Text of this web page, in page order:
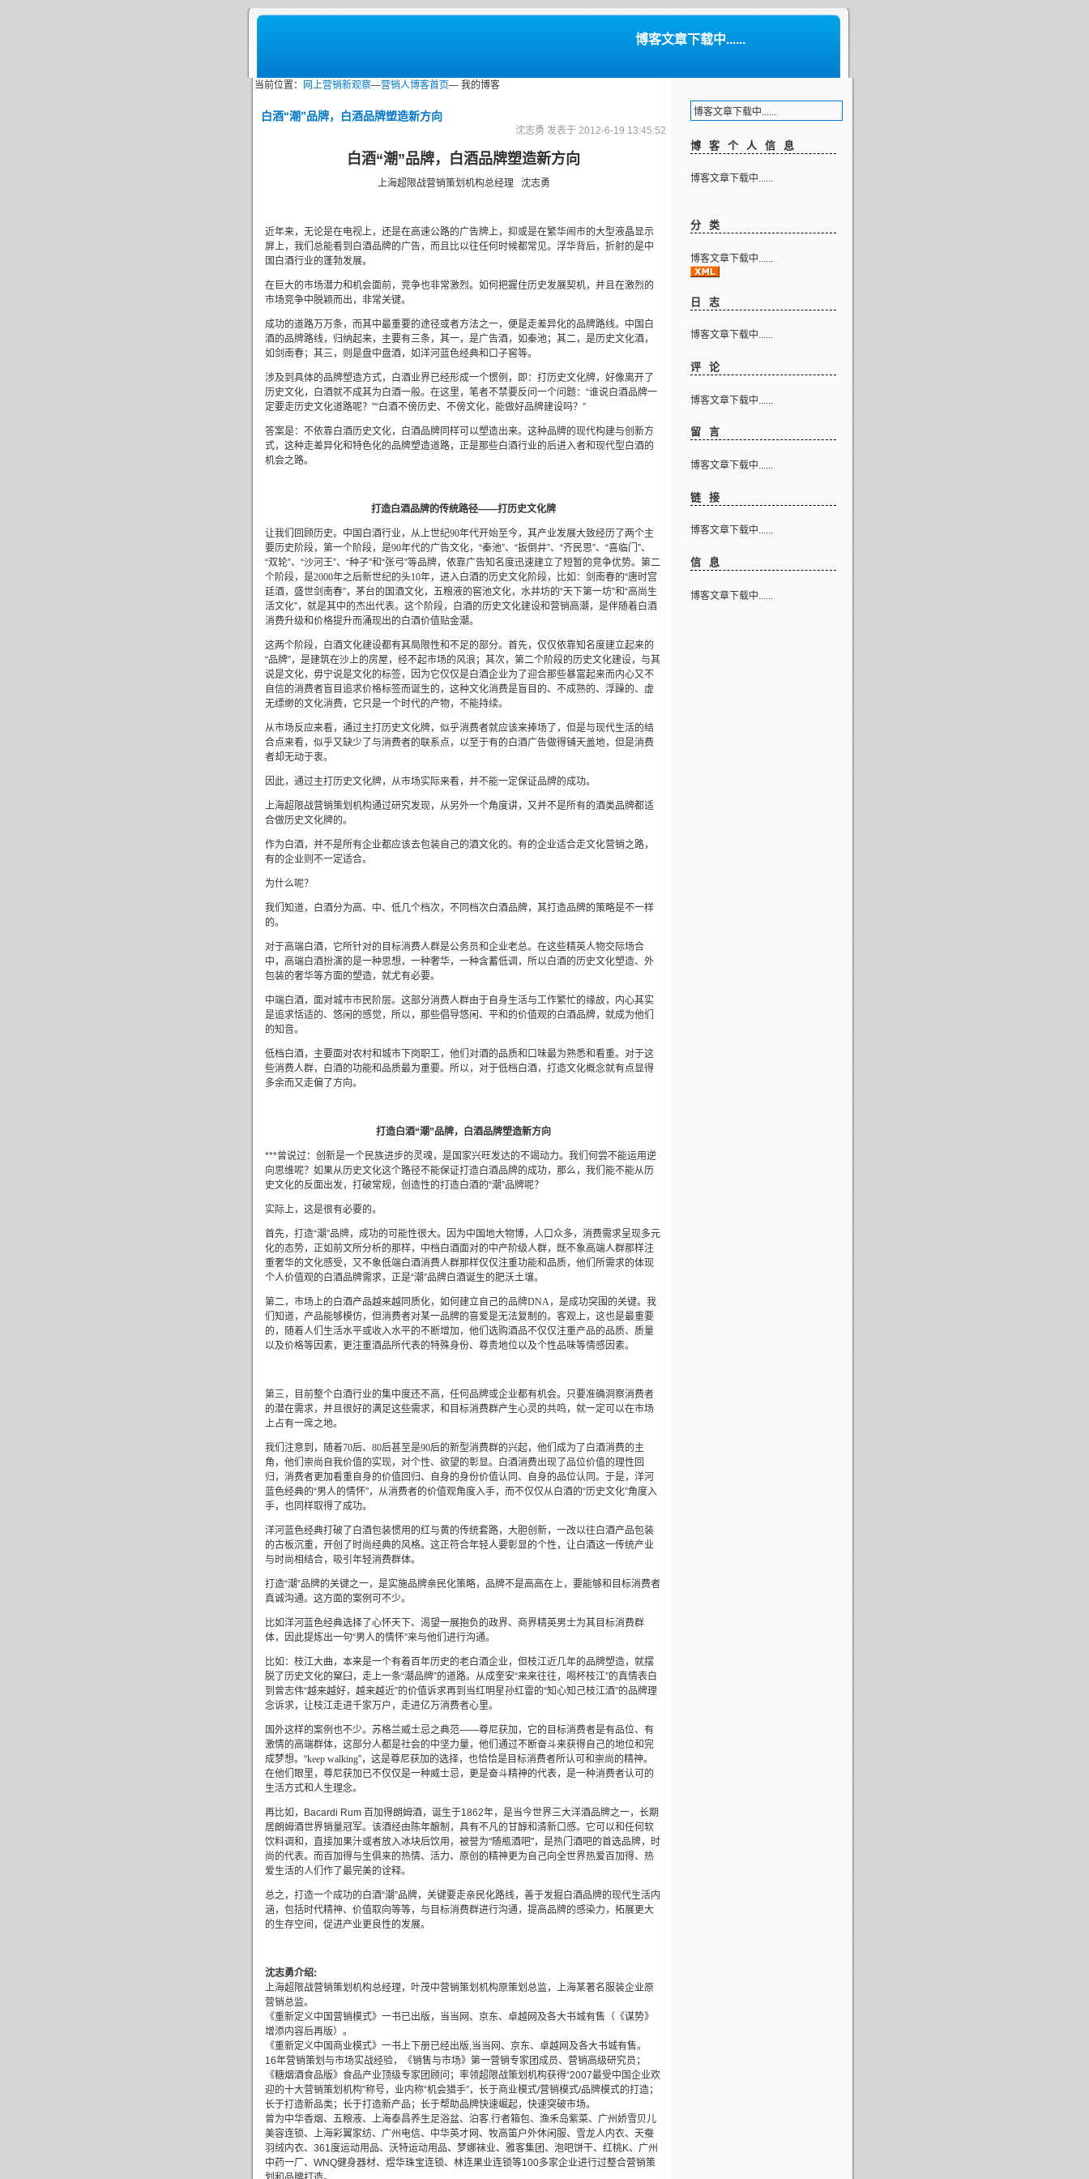
博客文章下载中......
当前位置： 网上营销新观察—营销人博客首页— 我的博客
白酒“潮”品牌，白酒品牌塑造新方向
沈志勇 发表于 2012-6-19 13:45:52
白酒“潮”品牌，白酒品牌塑造新方向
上海超限战营销策划机构总经理 沈志勇
近年来，无论是在电视上，还是在高速公路的广告牌上，抑或是在繁华闹市的大型液晶显示
屏上，我们总能看到白酒品牌的广告，而且比以往任何时候都常见。浮华背后，折射的是中
国白酒行业的蓬勃发展。
在巨大的市场潜力和机会面前，竞争也非常激烈。如何把握住历史发展契机，并且在激烈的
市场竞争中脱颖而出，非常关键。
成功的道路万万条，而其中最重要的途径或者方法之一，便是走差异化的品牌路线。中国白
酒的品牌路线，归纳起来，主要有三条，其一，是广告酒，如秦池；其二，是历史文化酒，
如剑南春；其三，则是盘中盘酒，如洋河蓝色经典和口子窖等。
涉及到具体的品牌塑造方式，白酒业界已经形成一个惯例，即：打历史文化牌，好像离开了
历史文化，白酒就不成其为白酒一般。在这里，笔者不禁要反问一个问题：“谁说白酒品牌一
定要走历史文化道路呢？”“白酒不傍历史、不傍文化，能做好品牌建设吗？”
答案是：不依靠白酒历史文化，白酒品牌同样可以塑造出来。这种品牌的现代构建与创新方
式，这种走差异化和特色化的品牌塑造道路，正是那些白酒行业的后进入者和现代型白酒的
机会之路。
打造白酒品牌的传统路径——打历史文化牌
让我们回顾历史。中国白酒行业，从上世纪90年代开始至今，其产业发展大致经历了两个主
要历史阶段，第一个阶段，是90年代的广告文化，“秦池”、“扳倒井”、“齐民思”、“喜临门”、
“双轮”、“沙河王”、“种子”和“张弓”等品牌，依靠广告知名度迅速建立了短暂的竞争优势。第二
个阶段，是2000年之后新世纪的头10年，进入白酒的历史文化阶段，比如：剑南春的“唐时宫
廷酒，盛世剑南春”，茅台的国酒文化，五粮液的窖池文化，水井坊的“天下第一坊”和“高尚生
活文化”，就是其中的杰出代表。这个阶段，白酒的历史文化建设和营销高潮，是伴随着白酒
消费升级和价格提升而涌现出的白酒价值贴金潮。
这两个阶段，白酒文化建设都有其局限性和不足的部分。首先，仅仅依靠知名度建立起来的
“品牌”，是建筑在沙上的房屋，经不起市场的风浪；其次，第二个阶段的历史文化建设，与其
说是文化，毋宁说是文化的标签，因为它仅仅是白酒企业为了迎合那些暴富起来而内心又不
自信的消费者盲目追求价格标签而诞生的，这种文化消费是盲目的、不成熟的、浮躁的、虚
无缥缈的文化消费，它只是一个时代的产物，不能持续。
从市场反应来看，通过主打历史文化牌，似乎消费者就应该来捧场了，但是与现代生活的结
合点来看，似乎又缺少了与消费者的联系点，以至于有的白酒广告做得铺天盖地，但是消费
者却无动于衷。
因此，通过主打历史文化牌，从市场实际来看，并不能一定保证品牌的成功。
上海超限战营销策划机构通过研究发现，从另外一个角度讲，又并不是所有的酒类品牌都适
合做历史文化牌的。
作为白酒，并不是所有企业都应该去包装自己的酒文化的。有的企业适合走文化营销之路，
有的企业则不一定适合。
为什么呢？
我们知道，白酒分为高、中、低几个档次，不同档次白酒品牌，其打造品牌的策略是不一样
的。
对于高端白酒，它所针对的目标消费人群是公务员和企业老总。在这些精英人物交际场合
中，高端白酒扮演的是一种思想，一种奢华，一种含蓄低调，所以白酒的历史文化塑造、外
包装的奢华等方面的塑造，就尤有必要。
中端白酒，面对城市市民阶层。这部分消费人群由于自身生活与工作繁忙的缘故，内心其实
是追求恬适的、悠闲的感觉，所以，那些倡导悠闲、平和的价值观的白酒品牌，就成为他们
的知音。
低档白酒，主要面对农村和城市下岗职工，他们对酒的品质和口味最为熟悉和看重。对于这
些消费人群，白酒的功能和品质最为重要。所以，对于低档白酒，打造文化概念就有点显得
多余而又走偏了方向。
打造白酒“潮”品牌，白酒品牌塑造新方向
***曾说过：创新是一个民族进步的灵魂，是国家兴旺发达的不竭动力。我们何尝不能运用逆
向思维呢？如果从历史文化这个路径不能保证打造白酒品牌的成功，那么，我们能不能从历
史文化的反面出发，打破常规，创造性的打造白酒的“潮”品牌呢？
实际上，这是很有必要的。
首先，打造“潮”品牌，成功的可能性很大。因为中国地大物博，人口众多，消费需求呈现多元
化的态势，正如前文所分析的那样，中档白酒面对的中产阶级人群，既不象高端人群那样注
重奢华的文化感受，又不象低端白酒消费人群那样仅仅注重功能和品质，他们所需求的体现
个人价值观的白酒品牌需求，正是“潮”品牌白酒诞生的肥沃土壤。
第二，市场上的白酒产品越来越同质化，如何建立自己的品牌DNA，是成功突围的关键。我
们知道，产品能够模仿，但消费者对某一品牌的喜爱是无法复制的。客观上，这也是最重要
的，随着人们生活水平或收入水平的不断增加，他们选购酒品不仅仅注重产品的品质、质量
以及价格等因素，更注重酒品所代表的特殊身份、尊贵地位以及个性品味等情感因素。
第三，目前整个白酒行业的集中度还不高，任何品牌或企业都有机会。只要准确洞察消费者
的潜在需求，并且很好的满足这些需求，和目标消费群产生心灵的共鸣，就一定可以在市场
上占有一席之地。
我们注意到，随着70后、 80后甚至是90后的新型消费群的兴起，他们成为了白酒消费的主
角，他们崇尚自我价值的实现，对个性、欲望的彰显。白酒消费出现了品位价值的理性回
归，消费者更加看重自身的价值回归、自身的身份价值认同、自身的品位认同。于是，洋河
蓝色经典的“男人的情怀”，从消费者的价值观角度入手，而不仅仅从白酒的“历史文化”角度入
手，也同样取得了成功。
洋河蓝色经典打破了白酒包装惯用的红与黄的传统套路，大胆创新，一改以往白酒产品包装
的古板沉重，开创了时尚经典的风格。这正符合年轻人要彰显的个性，让白酒这一传统产业
与时尚相结合，吸引年轻消费群体。
打造“潮”品牌的关键之一，是实施品牌亲民化策略，品牌不是高高在上，要能够和目标消费者
真诚沟通。这方面的案例可不少。
比如洋河蓝色经典选择了心怀天下、渴望一展抱负的政界、商界精英男士为其目标消费群
体，因此提炼出一句“男人的情怀”来与他们进行沟通。
比如：枝江大曲，本来是一个有着百年历史的老白酒企业，但枝江近几年的品牌塑造，就摆
脱了历史文化的窠臼，走上一条“潮品牌”的道路。从成奎安“来来往往，喝杯枝江”的真情表白
到曾志伟“越来越好，越来越近”的价值诉求再到当红明星孙红雷的“知心知己枝江酒”的品牌理
念诉求，让枝江走进千家万户，走进亿万消费者心里。
国外这样的案例也不少。苏格兰威士忌之典范——尊尼获加，它的目标消费者是有品位、有
激情的高端群体，这部分人都是社会的中坚力量，他们通过不断奋斗来获得自己的地位和完
成梦想。“keep walking”，这是尊尼获加的选择，也恰恰是目标消费者所认可和崇尚的精神。
在他们眼里，尊尼获加已不仅仅是一种威士忌，更是奋斗精神的代表，是一种消费者认可的
生活方式和人生理念。
再比如， Bacardi Rum 百加得朗姆酒，诞生于1862年，是当今世界三大洋酒品牌之一，长期
居朗姆酒世界销量冠军。该酒经由陈年酿制，具有不凡的甘醇和清新口感。它可以和任何软
饮料调和，直接加果汁或者放入冰块后饮用，被誉为"随瓶酒吧"，是热门酒吧的首选品牌， 时
尚的代表。而百加得与生俱来的热情、活力、原创的精神更为自己向全世界热爱百加得、热
爱生活的人们作了最完美的诠释。
总之，打造一个成功的白酒“潮”品牌，关键要走亲民化路线，善于发掘白酒品牌的现代生活内
涵，包括时代精神、价值取向等等，与目标消费群进行沟通，提高品牌的感染力，拓展更大
的生存空间，促进产业更良性的发展。
沈志勇介绍:
上海超限战营销策划机构总经理，叶茂中营销策划机构原策划总监，上海某著名服装企业原
营销总监。
《重新定义中国营销模式》一书已出版，当当网、京东、卓越网及各大书城有售（《谋势》
增添内容后再版）。
《重新定义中国商业模式》一书上下册已经出版,当当网、京东、卓越网及各大书城有售。
16年营销策划与市场实战经验，《销售与市场》第一营销专家团成员、营销高级研究员；
《糖烟酒食品版》食品产业顶级专家团顾问；率领超限战策划机构获得“2007最受中国企业欢
迎的十大营销策划机构”称号，业内称“机会猎手”，长于商业模式/营销模式/品牌模式的打造；
长于打造新品类；长于打造新产品；长于帮助品牌快速崛起，快速突破市场。
曾为中华香烟、五粮液、上海泰昌养生足浴盆、泊客.行者箱包、渔禾岛紫菜、广州娇雪贝儿
美容连锁、上海彩翼家纺、广州电信、中华英才网、牧高笛户外休闲服、雪龙人内衣、天蚕
羽绒内衣、 361度运动用品、沃特运动用品、梦娜袜业、雅客集团、泡吧饼干、红桃K、广州
中药一厂、 WNQ健身器材、煜华珠宝连锁、林连果业连锁等100多家企业进行过整合营销策
博客文章下载中......
博客个人信息
博客文章下载中......
分类
博客文章下载中......
日志
博客文章下载中......
评论
博客文章下载中......
留言
博客文章下载中......
链接
博客文章下载中......
信息
博客文章下载中......